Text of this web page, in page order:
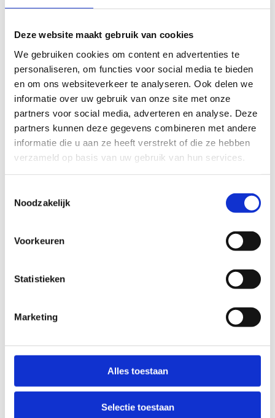
Deze website maakt gebruik van cookies
We gebruiken cookies om content en advertenties te
personaliseren, om functies voor social media te bieden
en om ons websiteverkeer te analyseren. Ook delen we
informatie over uw gebruik van onze site met onze
partners voor social media, adverteren en analyse. Deze
partners kunnen deze gegevens combineren met andere
informatie die u aan ze heeft verstrekt of die ze hebben
verzameld op basis van uw gebruik van hun services.
Noodzakelijk
Voorkeuren
Statistieken
Marketing
Alles toestaan
Selectie toestaan
Lessen LO